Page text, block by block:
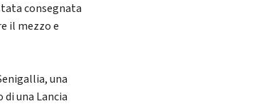
consegnata
il mezzo e
una
una Lancia